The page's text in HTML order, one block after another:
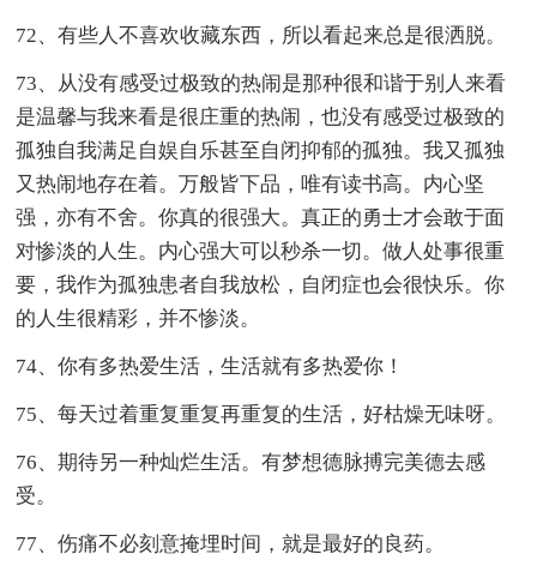
72、有些人不喜欢收藏东西，所以看起来总是很洒脱。
73、从没有感受过极致的热闹是那种很和谐于别人来看
是温馨与我来看是很庄重的热闹，也没有感受过极致的
孤独自我满足自娱自乐甚至自闭抑郁的孤独。我又孤独
又热闹地存在着。万般皆下品，唯有读书高。内心坚
强，亦有不舍。你真的很强大。真正的勇士才会敢于面
对惨淡的人生。内心强大可以秒杀一切。做人处事很重
要，我作为孤独患者自我放松，自闭症也会很快乐。你
的人生很精彩，并不惨淡。
74、你有多热爱生活，生活就有多热爱你！
75、每天过着重复重复再重复的生活，好枯燥无味呀。
76、期待另一种灿烂生活。有梦想德脉搏完美德去感
受。
77、伤痛不必刻意掩埋时间，就是最好的良药。